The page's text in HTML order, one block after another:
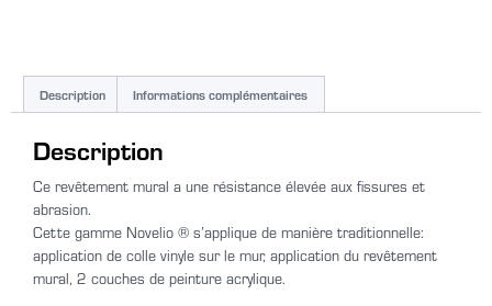
Description Informations complémentaires
Description
Ce revêtement mural a une résistance élevée aux fissures et
abrasion.
Cette gamme Novelio ® s’applique de manière traditionnelle:
application de colle vinyle sur le mur, application du revêtement
mural, 2 couches de peinture acrylique.